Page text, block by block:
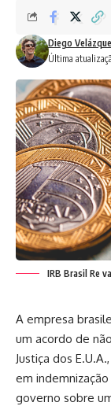
Última
Diego
IRB Brasil Re
A empresa
um acordo de
Justiça dos
em
governo sobre